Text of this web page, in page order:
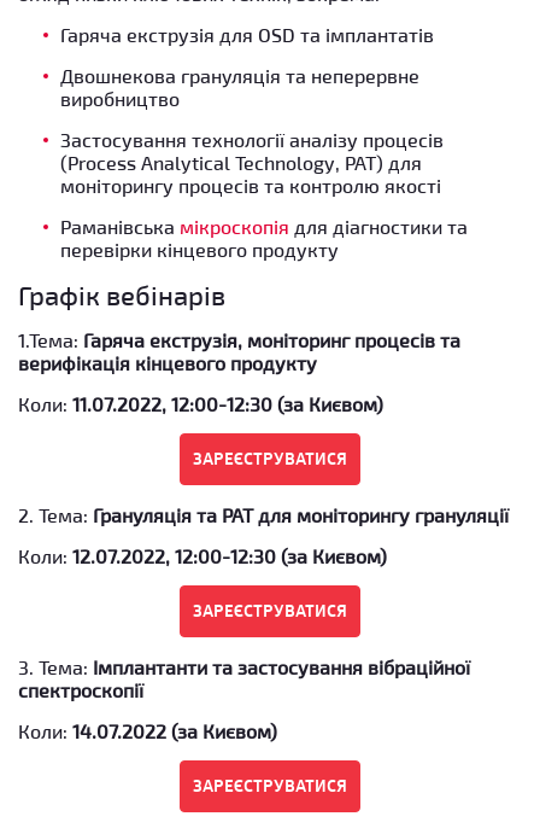
Гаряча екструзія для OSD та імплантатів
Двошнекова грануляція та неперервне
виробництво
Застосування технології аналізу процесів
(Process Analytical Technology, PAT) для
моніторингу процесів та контролю якості
Раманівська мікроскопія для діагностики та
перевірки кінцевого продукту
Графік вебінарів
1.Тема: Гаряча екструзія, моніторинг процесів та
верифікація кінцевого продукту
Коли: 11.07.2022, 12:00-12:30 (за Києвом)
2. Тема: Грануляція та РАТ для моніторингу грануляції
Коли: 12.07.2022, 12:00-12:30 (за Києвом)
3. Тема: Імплантанти та застосування вібраційної
спектроскопії
Коли: 14.07.2022 (за Києвом)